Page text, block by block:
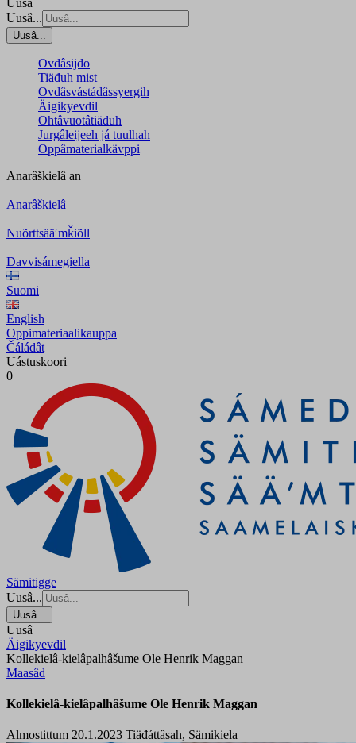
Uusâ...
Uusâ...
Ovdâsijđo
Tiäđuh mist
Ovdâsvástádâssyergih
Äigikyevdil
Ohtâvuotâtiäđuh
Jurgâleijeeh já tuulhah
Oppâmaterialkävppi
Anarâškielâ an
Anarâškielâ
Nuõrttsääʹmǩiõll
Davvisámegiella
Suomi
English
Oppimateriaalikauppa
Čáládât
Uástuskoori
0
Sämitigge
Uusâ...
Uusâ...
Uusâ
Äigikyevdil
Kollekielâ-kielâpalhâšume Ole Henrik Maggan
Maasâd
Kollekielâ-kielâpalhâšume Ole Henrik Maggan
Almostittum 20.1.2023 Tiäđáttâsah, Sämikiela